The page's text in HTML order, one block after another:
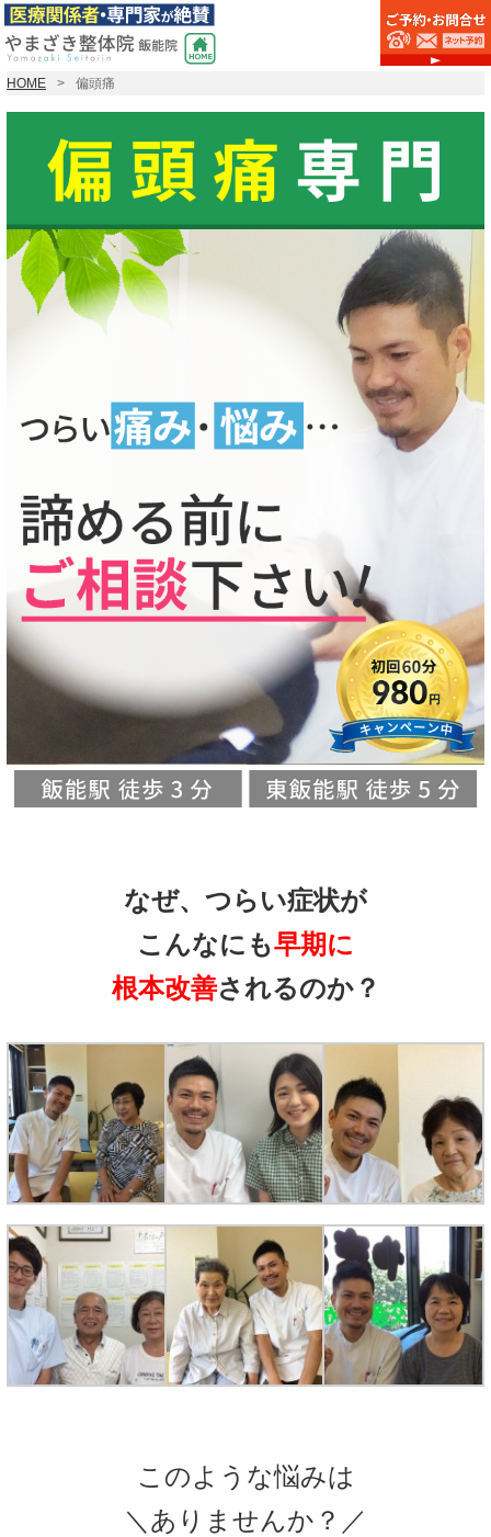
HOME 偏頭痛
なぜ、つらい症状が
こんなにも早期に
根本改善されるのか？
このような悩みは
＼ありませんか？／